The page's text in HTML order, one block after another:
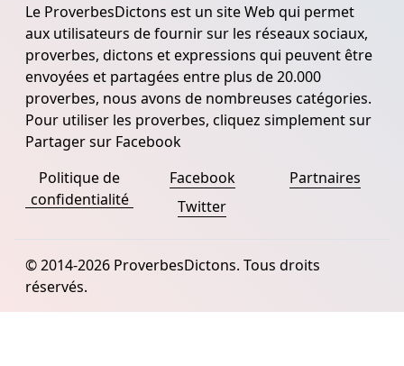
Le ProverbesDictons est un site Web qui permet
aux utilisateurs de fournir sur les réseaux sociaux,
proverbes, dictons et expressions qui peuvent être
envoyées et partagées entre plus de 20.000
proverbes, nous avons de nombreuses catégories.
Pour utiliser les proverbes, cliquez simplement sur
Partager sur Facebook
Politique de
confidentialité
Facebook
Twitter
Partnaires
© 2014-2026 ProverbesDictons. Tous droits
réservés.